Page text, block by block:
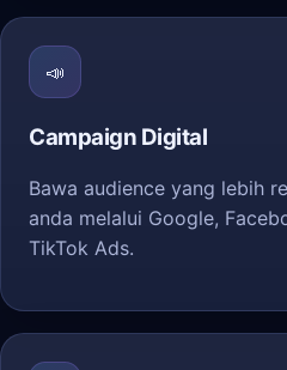
📣
Campaign Digital
Bawa audience yang lebih
anda melalui Google,
TikTok Ads.